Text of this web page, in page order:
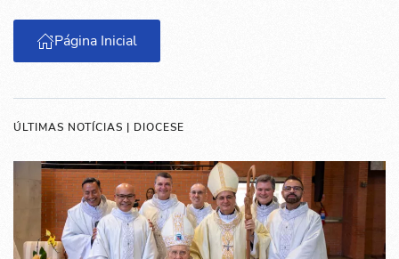
Página Inicial
ÚLTIMAS NOTÍCIAS | DIOCESE